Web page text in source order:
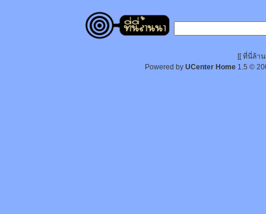
[[ ที่นี่ล้า
Powered by UCenter Home 1.5 ©